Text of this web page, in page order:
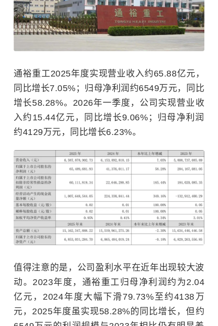
通裕重工2025年度实现营业收入约65.88亿元，
同比增长7.05%；归母净利润约6549万元，同比
增长58.28%。2026年一季度，公司实现营业收
入约15.44亿元，同比增长9.06%；归母净利润
约4129万元，同比增长6.23%。
值得注意的是，公司盈利水平在近年出现较大波
动。2023年度，通裕重工归母净利润约为2.04
亿元，2024年度大幅下滑79.73%至约4138万
元，2025年度虽实现58.28%的同比增长，但约